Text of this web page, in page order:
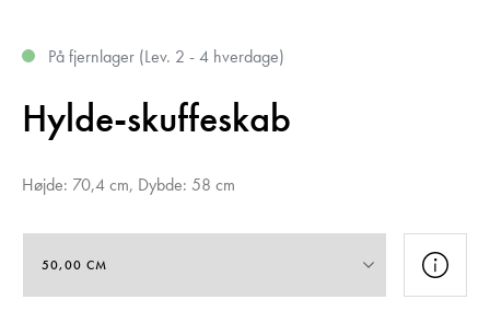
På fjernlager (Lev. 2 - 4 hverdage)
Hylde-skuffeskab
Højde: 70,4 cm, Dybde: 58 cm